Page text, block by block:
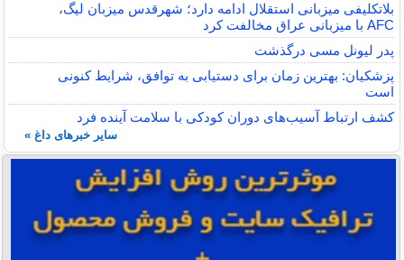
بلاتکلیفی میزبانی استقلال ادامه دارد؛ شهرقدس میزبان لیگ،
AFC با میزبانی عراق مخالفت کرد
پدر لیونل مسی درگذشت
پزشکیان: بهترین زمان برای دستیابی به توافق، شرایط کنونی
است
کشف ارتباط آسیب‌های دوران کودکی با سلامت آینده فرد
سایر خبرهای داغ »